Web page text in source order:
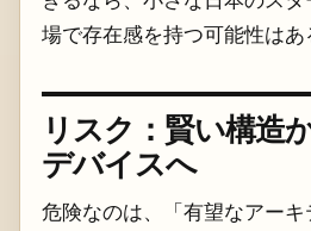
場で存在感を持つ可能性はあ
リスク：賢い構造
デバイスへ
危険なのは、「有望なアー